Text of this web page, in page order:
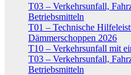
T03 – Verkehrsunfall,
Betriebsmitteln
T01 – Technische
Dämmerschoppen 2026
T10 – Verkehrsunfall mit
T03 – Verkehrsunfall,
Betriebsmitteln